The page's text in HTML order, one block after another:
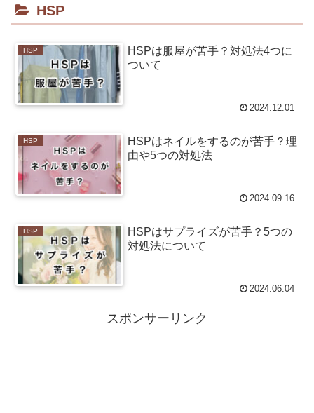
HSP
HSP
HSPは服屋が苦手？対処法4つに
ついて
2024.12.01
HSP
HSPはネイルをするのが苦手？理
由や5つの対処法
2024.09.16
HSP
HSPはサプライズが苦手？5つの
対処法について
2024.06.04
スポンサーリンク